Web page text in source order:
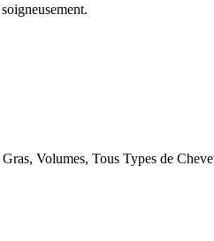
Volumes, Tous Types de